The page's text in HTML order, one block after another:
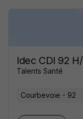
Idec CDI 92
Talents Santé
Courbevoie - 92